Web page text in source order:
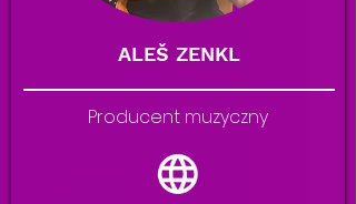
ALEŠ ZENKL
Producent muzyczny